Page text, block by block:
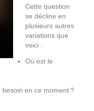
Cette question
se décline en
plusieurs autres
variations que
voici :
Où est le
besoin en ce moment ?